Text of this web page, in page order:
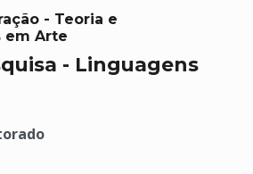
- Teoria e
em Arte
- Linguagens